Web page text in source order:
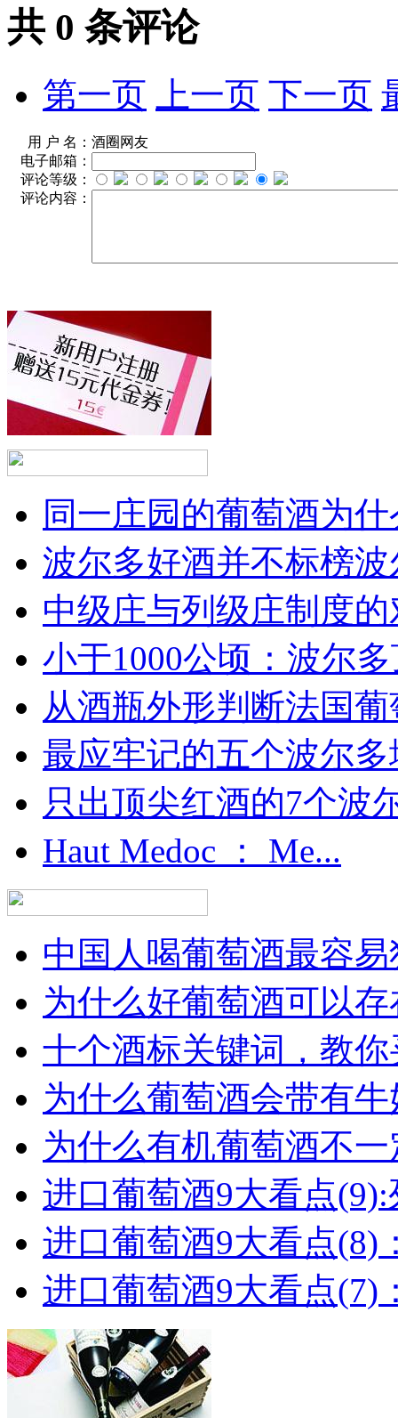
共 0 条评论
第一页 上一页 下一页
用 户 名： 酒圈网友
电子邮箱：
评论等级：
评论内容：
同一庄园的葡萄酒为
波尔多好酒并不标榜
中级庄与列级庄制度
小于1000公顷：波尔
从酒瓶外形判断法国
最应牢记的五个波尔多
只出顶尖红酒的7个波
Haut Medoc ： Me...
中国人喝葡萄酒最容
为什么好葡萄酒可以
十个酒标关键词，教
为什么葡萄酒会带有
为什么有机葡萄酒不
进口葡萄酒9大看点(9):
进口葡萄酒9大看点(8)
进口葡萄酒9大看点(7)